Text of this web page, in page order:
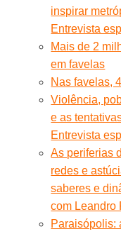
inspirar
Entrevista
Mais de 2
em favelas
Nas favelas,
Violência,
e as
Entrevista
As periferias
redes e
saberes e
com Leandro
Paraisópolis: